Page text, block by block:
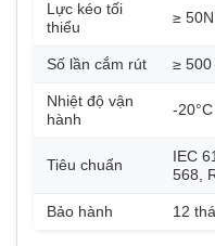
Lực kéo tối
thiểu
≥ 50N
Số lần cắm rút ≥ 500
Nhiệt độ vận
hành
-
Tiêu chuẩn
IEC
568,
Bảo hành 12